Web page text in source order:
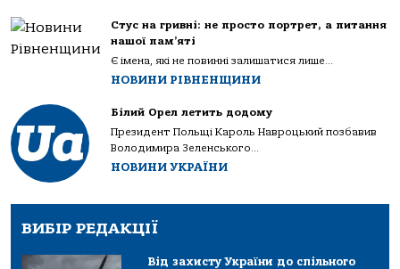
Стус на гривні: не просто портрет, а питання
нашої пам’яті
Є імена, які не повинні залишатися лише...
НОВИНИ РІВНЕНЩИНИ
Білий Орел летить додому
Президент Польщі Кароль Навроцький позбавив
Володимира Зеленського...
НОВИНИ УКРАЇНИ
ВИБІР РЕДАКЦІЇ
Від захисту України до спільного